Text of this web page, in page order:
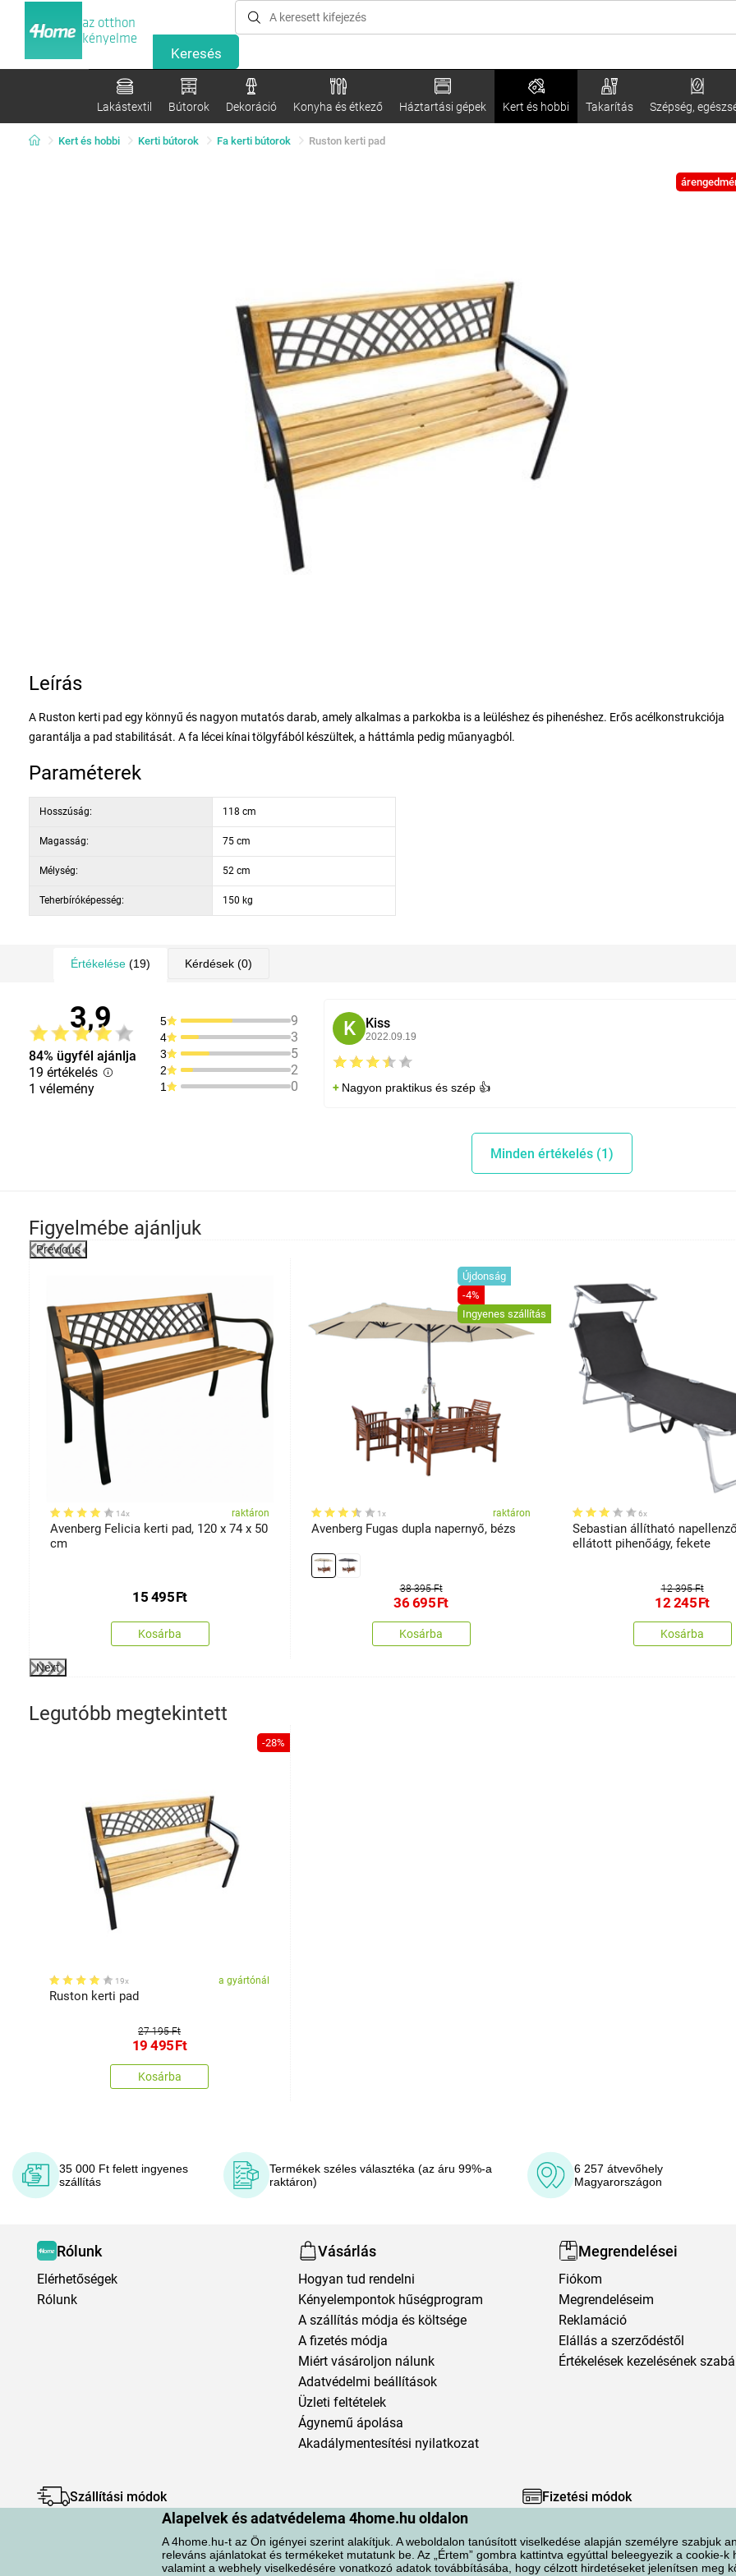
Alapelvek és adatvédelema 4home.hu oldalon
A 4home.hu-t az Ön igényei szerint alakítjuk. A weboldalon tanúsított viselkedése alapján személyre szabjuk
releváns ajánlatokat és termékeket mutatunk be. Az „Értem” gombra kattintva egyúttal beleegyezik a cookie-k
valamint a webhely viselkedésére vonatkozó adatok továbbításába, hogy célzott hirdetéseket jelenítsen meg
az otthon
kényelme
Lakástextil Bútorok Dekoráció Konyha és étkező Háztartási gépek Kert és hobbi Takarítás Szépség,
Kert és hobbi Kerti bútorok Fa kerti bútorok Ruston kerti pad
Leírás
A Ruston kerti pad egy könnyű és nagyon mutatós darab, amely alkalmas a parkokba is a leüléshez és pihenéshez. Erős acélkonstrukciója
garantálja a pad stabilitását. A fa lécei kínai tölgyfából készültek, a háttámla pedig műanyagból.
Paraméterek
Hosszúság: 118 cm
Magasság: 75 cm
Mélység: 52 cm
Teherbíróképesség: 150 kg
Értékelése (19) Kérdések (0)
3,9
84% ügyfél ajánlja
19 értékelés
1 vélemény
5 9
4 3
3 5
2 2
1 0
K Kiss
2022.09.19
Nagyon praktikus és szép 👍
Minden értékelés (1)
Figyelmébe ajánljuk
Previous
14x raktáron
Avenberg Felicia kerti pad, 120 x 74 x 50
cm
15 495Ft
Kosárba
Újdonság
-4%
Ingyenes szállítás
1x raktáron
Avenberg Fugas dupla napernyő, bézs
38 395 Ft
36 695Ft
Kosárba
6x
Sebastian állítható
ellátott pihenőágy, fekete
12 395 Ft
12 245Ft
Kosárba
Next
Legutóbb megtekintett
-28%
19x a gyártónál
Ruston kerti pad
27 195 Ft
19 495Ft
Kosárba
35 000 Ft felett ingyenes
szállítás
Termékek széles választéka (az áru 99%-a
raktáron)
6 257 átvevőhely
Magyarországon
Rólunk
Elérhetőségek
Rólunk
Vásárlás
Hogyan tud rendelni
Kényelempontok hűségprogram
A szállítás módja és költsége
A fizetés módja
Miért vásároljon nálunk
Adatvédelmi beállítások
Üzleti feltételek
Ágynemű ápolása
Akadálymentesítési nyilatkozat
Megrendelései
Fiókom
Megrendeléseim
Reklamáció
Elállás a szerződéstől
Értékelések kezelésének
Szállítási módok Fizetési módok